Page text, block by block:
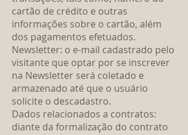
cartão de crédito e outras
informações sobre o cartão, além
dos pagamentos efetuados.
Newsletter: o e-mail cadastrado pelo
visitante que optar por se inscrever
na Newsletter será coletado e
armazenado até que o usuário
solicite o descadastro.
Dados relacionados a contratos:
diante da formalização do contrato